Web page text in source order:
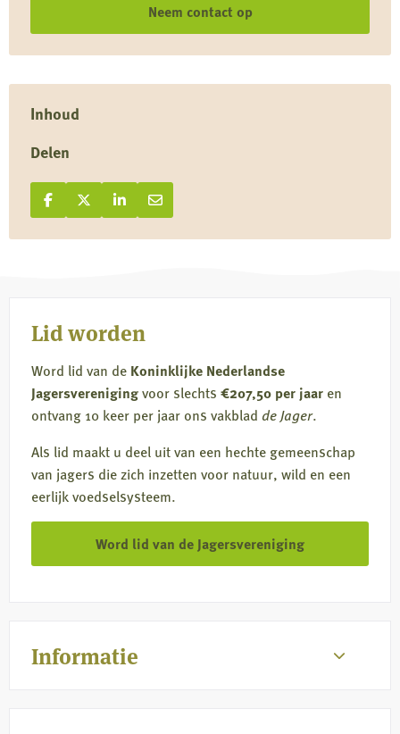
Neem contact op
Inhoud
Delen
Deel op Facebook
Deel
op
Deel op X
Deel
op
Deel op LinkedIn
Deel
op
Deel via e-mail
Deel
via
Informatie
Lid worden
Word lid van de Koninklijke Nederlandse
Jagersverenigingvoor slechts €207,50 per jaar en
ontvang 10 keer per jaar ons vakblad de Jager.
Als lid maakt u deel uit van een hechte gemeenschap
van jagers die zich inzetten voor natuur, wild en een
eerlijk voedselsysteem.
Word lid van de Jagersvereniging